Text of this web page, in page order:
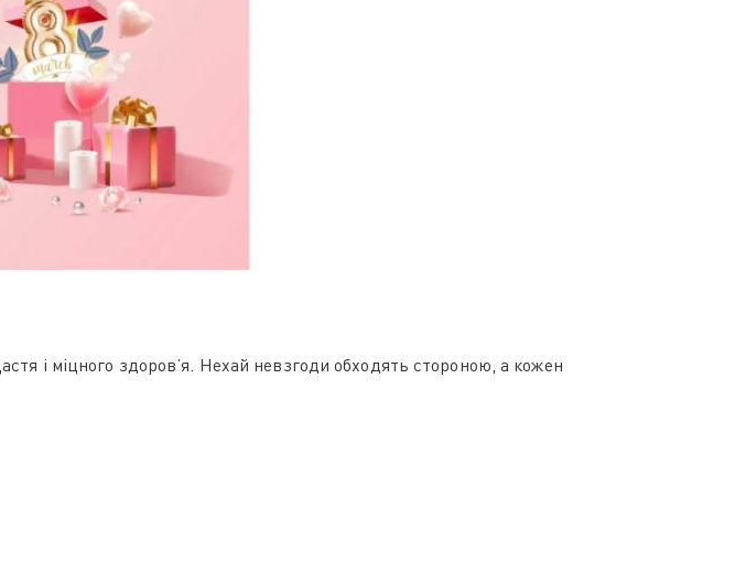
і міцного здоров’я. Нехай невзгоди обходять стороною, а кожен